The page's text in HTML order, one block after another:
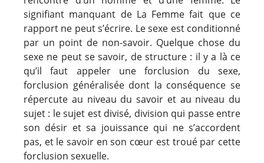
signifiant manquant de La Femme fait que ce
rapport ne peut s’écrire. Le sexe est conditionné
par un point de non-savoir. Quelque chose du
sexe ne peut se savoir, de structure : il y a là ce
qu’il faut appeler une forclusion du sexe,
forclusion généralisée dont la conséquence se
répercute au niveau du savoir et au niveau du
sujet : le sujet est divisé, division qui passe entre
son désir et sa jouissance qui ne s’accordent
pas, et le savoir en son cœur est troué par cette
forclusion sexuelle.